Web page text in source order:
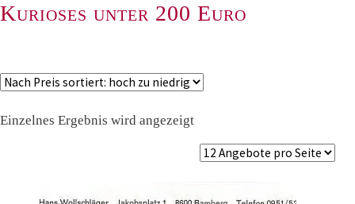
Kurioses unter 200 Euro
Einzelnes Ergebnis wird angezeigt